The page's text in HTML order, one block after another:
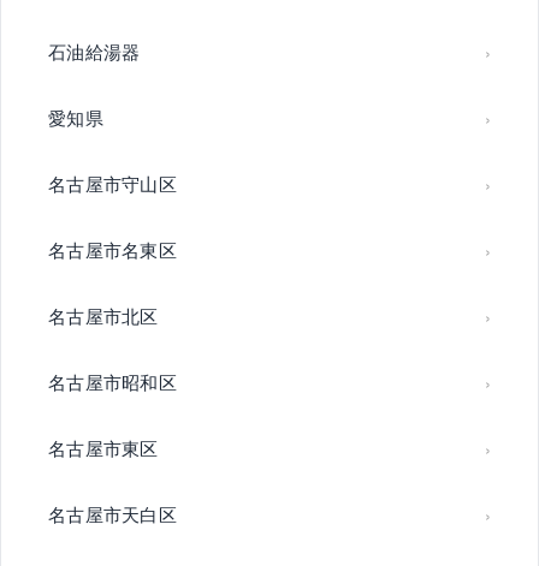
石油給湯器
愛知県
名古屋市守山区
名古屋市名東区
名古屋市北区
名古屋市昭和区
名古屋市東区
名古屋市天白区